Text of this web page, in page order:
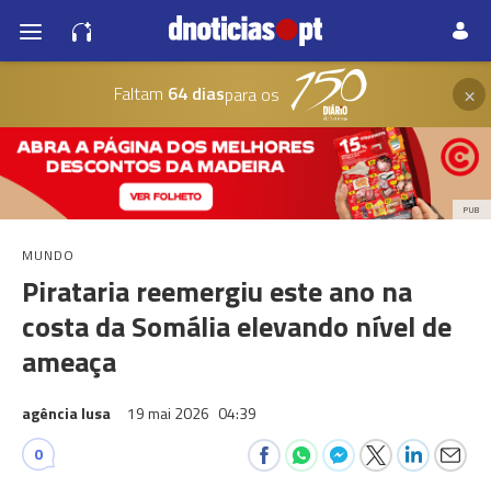
Faltam 64 diaspara os ×
PUB
MUNDO
Pirataria reemergiu este ano na
costa da Somália elevando nível de
ameaça
agência lusa 19 mai 2026 04:39
0